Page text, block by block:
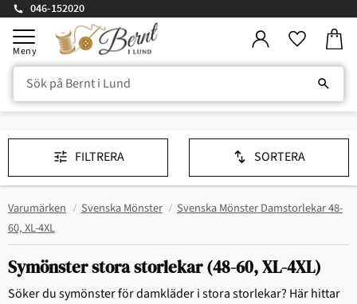
Meny
046-152020
Varumärken Svenska Mönster
Svenska Mönster Damstorlekar 48-
60, XL-4XL
Symönster stora storlekar (48-60, XL-4XL)
Söker du symönster för damkläder i stora storlekar? Här hittar
FILTRERA SORTERA